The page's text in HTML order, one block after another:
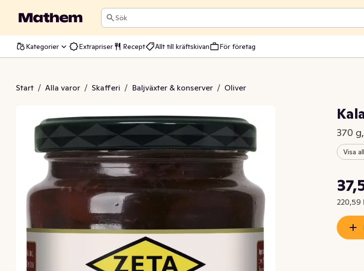
Sök
Kategorier Extrapriser Recept Allt till kräftskivan För företag
Start / Alla varor / Skafferi / Baljväxter & konserver / Oliver
utan Kärnor EKO
370
Visa
220,59